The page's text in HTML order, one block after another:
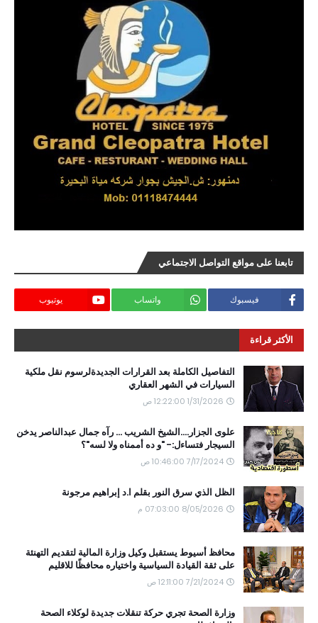
تابعنا على مواقع التواصل الاجتماعي
فيسبوك واتساب يوتيوب
الأكثر قراءة
التفاصيل الكاملة بعد القرارات الجديدةلرسوم نقل ملكية
السيارات في الشهر العقاري
1/31/2026 12:22:00 ص
علوى الجزار....الشيخ الشريب ... رآه جمال عبدالناصر يدخن
السيجار فتساءل:- "و ده أممناه ولا لسه"؟
7/17/2024 10:46:00 ص
الظل الذي سرق النور بقلم ا.د إبراهيم مرجونة
8/05/2026 07:03:00 م
محافظ أسيوط يستقبل وكيل وزارة المالية لتقديم التهنئة
على ثقة القيادة السياسية واختياره محافظًا للاقليم
7/21/2024 12:11:00 ص
وزارة الصحة تجري حركة تنقلات جديدة لوكلاء الصحة